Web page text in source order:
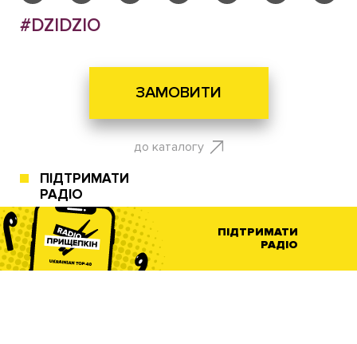
#DZIDZIO
ЗАМОВИТИ
до каталогу
ПІДТРИМАТИ
РАДІО
ПІДТРИМАТИ
РАДІО